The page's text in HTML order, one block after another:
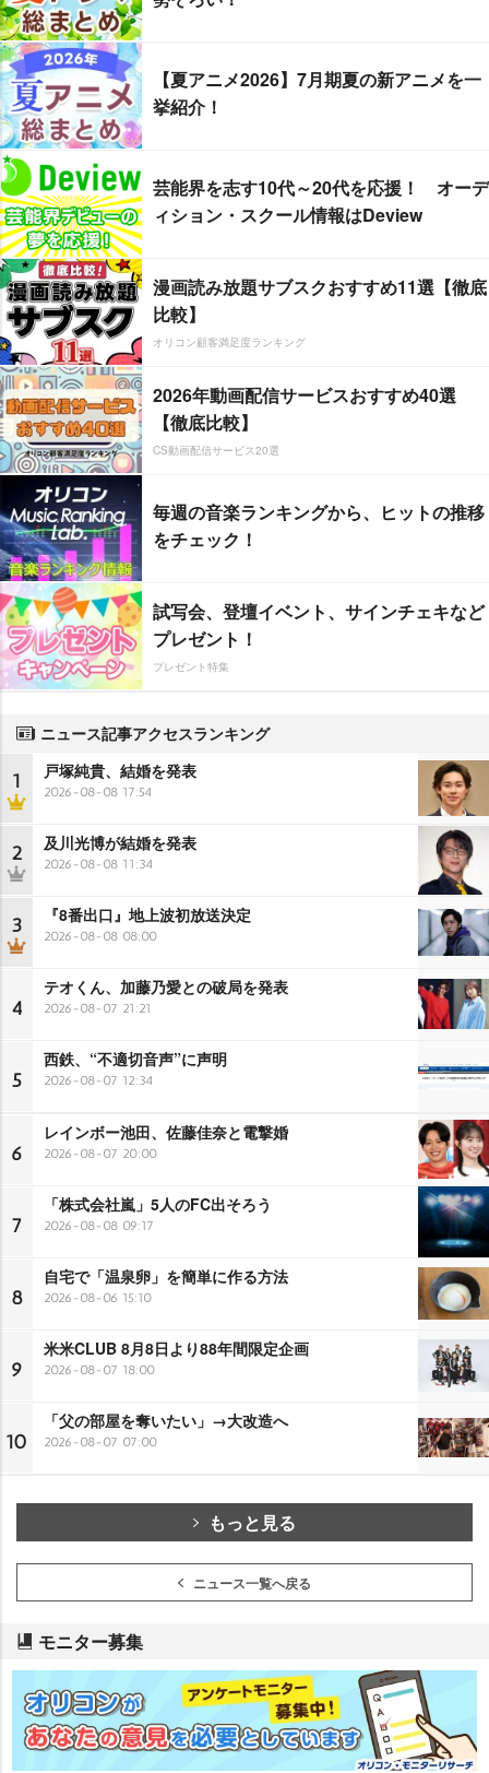
【夏アニメ2026】7月期夏の新アニメを一
挙紹介！
芸能界を志す10代～20代を応援！ オーデ
ィション・スクール情報はDeview
漫画読み放題サブスクおすすめ11選【徹底
比較】
オリコン顧客満足度ランキング
2026年動画配信サービスおすすめ40選
【徹底比較】
CS動画配信サービス20選
毎週の音楽ランキングから、ヒットの推移
をチェック！
試写会、登壇イベント、サインチェキなど
プレゼント！
プレゼント特集
ニュース記事アクセスランキング
1 戸塚純貴、結婚を発表
2026-08-08 17:54
2 及川光博が結婚を発表
2026-08-08 11:34
3 『8番出口』地上波初放送決定
2026-08-08 08:00
4
テオくん、加藤乃愛との破局を発表
2026-08-07 21:21
5
西鉄、“不適切音声”に声明
2026-08-07 12:34
6
レインボー池田、佐藤佳奈と電撃婚
2026-08-07 20:00
7
「株式会社嵐」5人のFC出そろう
2026-08-08 09:17
8
自宅で「温泉卵」を簡単に作る方法
2026-08-06 15:10
9
米米CLUB 8月8日より88年間限定企画
2026-08-07 18:00
10
「父の部屋を奪いたい」→大改造へ
2026-08-07 07:00
もっと見る
ニュース一覧へ戻る
モニター募集